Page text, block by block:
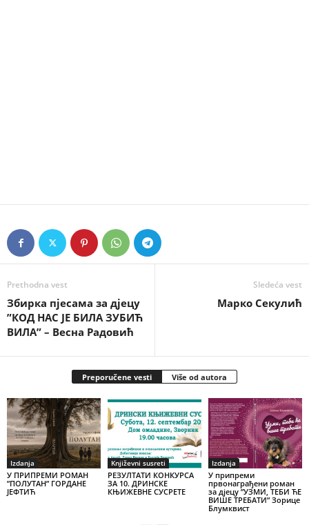
Prethodna vest
Збирка пјесама за дјецу
”КОД НАС ЈЕ БИЛА ЗУБИЋ
ВИЛА” – Весна Радовић
Sledeća vest
Марко Секулић
Preporučene vesti Više od autora
Izdanja
У ПРИПРЕМИ РОМАН
”ПОЛУТАН” ГОРДАНЕ
ЈЕФТИЋ
Književni susreti
РЕЗУЛТАТИ КОНКУРСА
ЗА 10. ДРИНСКЕ
КЊИЖЕВНЕ СУСРЕТЕ
Izdanja
У припреми
првонаграђени роман
за дјецу ”УЗМИ, ТЕБИ ЋЕ
ВИШЕ ТРЕБАТИ” Зорице
Блумквист